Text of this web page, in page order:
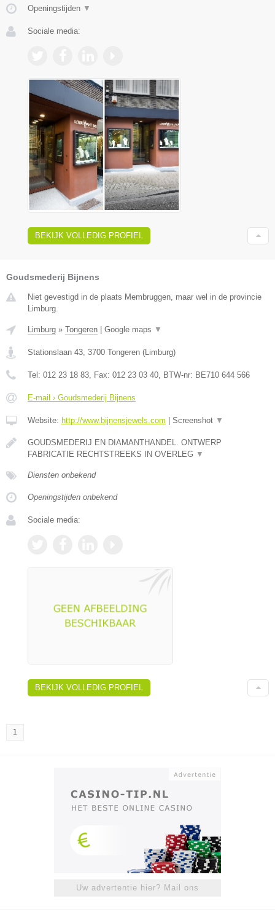
Openingstijden ▼
Sociale media:
BEKIJK VOLLEDIG PROFIEL
Goudsmederij Bijnens
Niet gevestigd in de plaats Membruggen, maar wel in de provincie
Limburg.
Limburg » Tongeren Google maps ▼
Stationslaan 43, 3700 Tongeren (Limburg)
Tel: 012 23 18 83, Fax: 012 23 03 40, BTW-nr: BE710 644 566
E-mail › Goudsmederij Bijnens
Website: http://www.bijnensjewels.com Screenshot ▼
GOUDSMEDERIJ EN DIAMANTHANDEL. ONTWERP
FABRICATIE RECHTSTREEKS IN OVERLEG ▼
Diensten onbekend
Openingstijden onbekend
Sociale media:
BEKIJK VOLLEDIG PROFIEL
1
Uw advertentie hier? Mail ons